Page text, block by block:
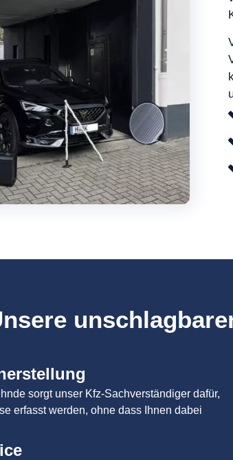
sorgt unser Kfz-Sachverständiger dafür,
erfasst werden, ohne dass Ihnen dabei